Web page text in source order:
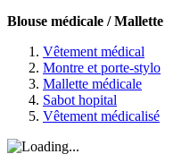
Blouse médicale / Mallette
Vêtement médical
Montre et porte-stylo
Mallette médicale
Sabot hopital
Vêtement médicalisé